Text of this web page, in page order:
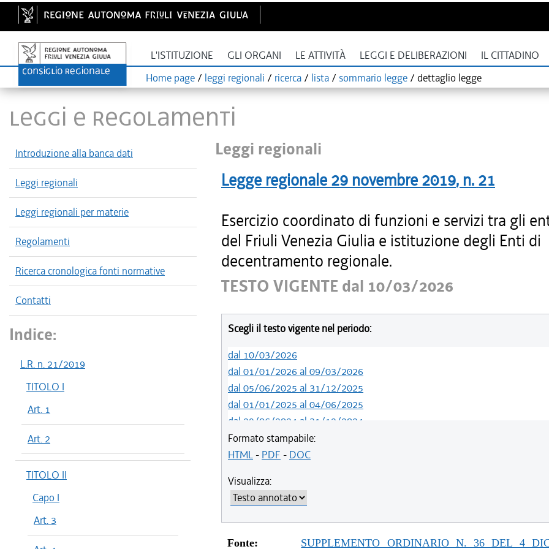
L'ISTITUZIONE GLI ORGANI LE ATTIVITÀ LEGGI E DELIBERAZIONI IL CITTADINO
Home page / leggi regionali / ricerca / lista / sommario legge / dettaglio legge
LEGGI E REGOLAMENTI
Introduzione alla banca dati
Leggi regionali
Leggi regionali per materie
Regolamenti
Ricerca cronologica fonti normative
Contatti
Indice:
L.R. n. 21/2019
TITOLO I
Art. 1
Art. 2
TITOLO II
Capo I
Art. 3
Leggi regionali
Legge regionale 29 novembre 2019, n. 21
Esercizio coordinato di funzioni e servizi tra gli
del Friuli Venezia Giulia e istituzione degli Enti di
decentramento regionale.
TESTO VIGENTE dal 10/03/2026
Scegli il testo vigente nel periodo:
dal 10/03/2026
dal 01/01/2026 al 09/03/2026
dal 05/06/2025 al 31/12/2025
dal 01/01/2025 al 04/06/2025
dal 29/06/2024 al 31/12/2024
dal 23/02/2023 al 28/06/2024
dal 12/08/2021 al 22/02/2023
dal 29/10/2020 al 31/12/2020
dal 11/08/2020 al 28/10/2020
dal 02/07/2020 al 10/08/2020
dal 21/05/2020 al 18/12/2019
Formato stampabile:
HTML- PDF - DOC
Visualizza:
Fonte:
SUPPLEMENTO ORDINARIO N. 36 DEL 4